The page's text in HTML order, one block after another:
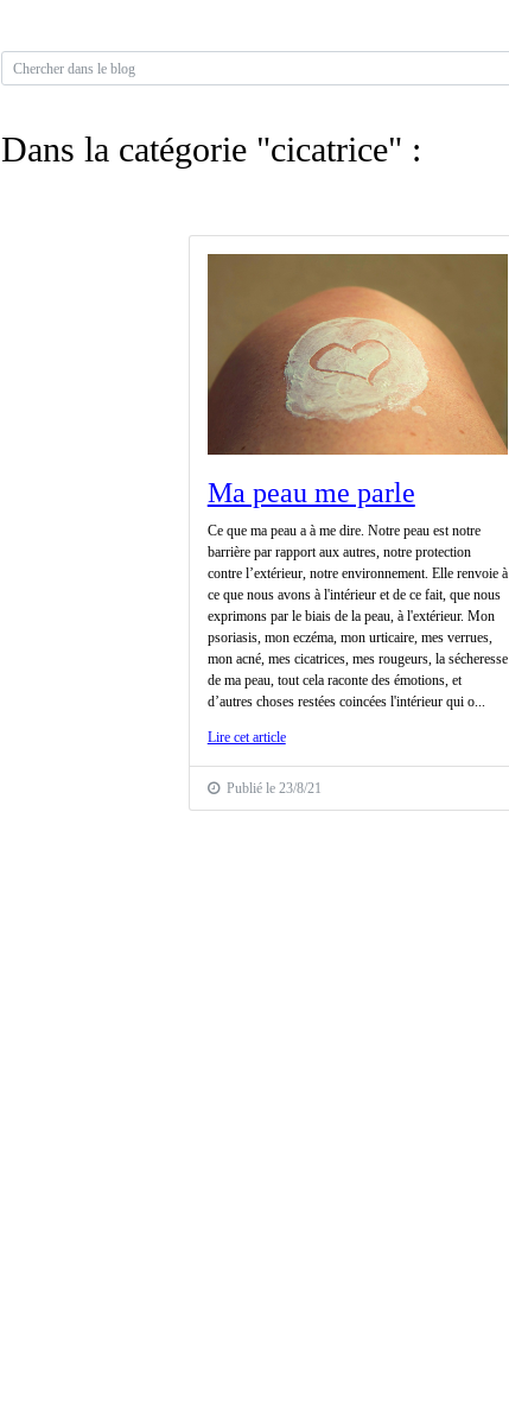
Dans la catégorie "cicatrice" :
Ma peau me parle
Ce que ma peau a à me dire. Notre peau est notre
barrière par rapport aux autres, notre protection
contre l’extérieur, notre environnement. Elle renvoie à
ce que nous avons à l'intérieur et de ce fait, que nous
exprimons par le biais de la peau, à l'extérieur. Mon
psoriasis, mon eczéma, mon urticaire, mes verrues,
mon acné, mes cicatrices, mes rougeurs, la sécheresse
de ma peau, tout cela raconte des émotions, et
d’autres choses restées coincées l'intérieur qui o...
Lire cet article
Publié le 23/8/21